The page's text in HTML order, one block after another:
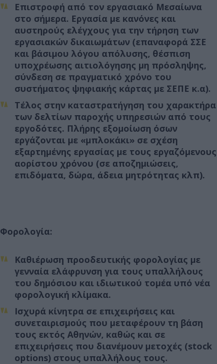
Επιστροφή από τον εργασιακό Μεσαίωνα
στο σήμερα. Εργασία με κανόνες και
αυστηρούς ελέγχους για την τήρηση των
εργασιακών δικαιωμάτων (επαναφορά ΣΣΕ
και βάσιμου λόγου απόλυσης, θέσπιση
υποχρέωσης αιτιολόγησης μη πρόσληψης,
σύνδεση σε πραγματικό χρόνο του
συστήματος ψηφιακής κάρτας με ΣΕΠΕ κ.α).
Τέλος στην καταστρατήγηση του χαρακτήρα
των δελτίων παροχής υπηρεσιών από τους
εργοδότες. Πλήρης εξομοίωση όσων
εργάζονται με «μπλοκάκι» σε σχέση
εξαρτημένης εργασίας με τους εργαζόμενους
αορίστου χρόνου (σε αποζημιώσεις,
επιδόματα, δώρα, άδεια μητρότητας κλπ).
Φορολογία:
Καθιέρωση προοδευτικής φορολογίας με
γενναία ελάφρυνση για τους υπαλλήλους
του δημόσιου και ιδιωτικού τομέα υπό νέα
φορολογική κλίμακα.
Ισχυρά κίνητρα σε επιχειρήσεις και
συνεταιρισμούς που μεταφέρουν τη βάση
τους εκτός Αθηνών, καθώς και σε
επιχειρήσεις που διανέμουν μετοχές (stock
options) στους υπαλλήλους τους.